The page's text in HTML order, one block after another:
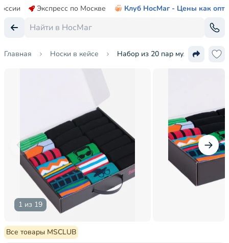
Экспресс по Москве Клуб НосМаг - Цены как опт
Главная Носки в кейсе Набор из 20 пар мужских
1 из 19
Все товары MSCLUB